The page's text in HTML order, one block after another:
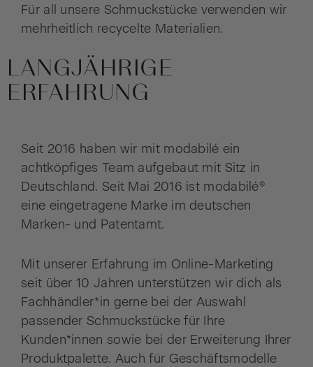
Für all unsere Schmuckstücke verwenden wir
mehrheitlich recycelte Materialien.
LANGJÄHRIGE
ERFAHRUNG
Seit 2016 haben wir mit modabilé ein
achtköpfiges Team aufgebaut mit Sitz in
Deutschland. Seit Mai 2016 ist modabilé®
eine eingetragene Marke im deutschen
Marken- und Patentamt.
Mit unserer Erfahrung im Online-Marketing
seit über 10 Jahren unterstützen wir dich als
Fachhändler*in gerne bei der Auswahl
passender Schmuckstücke für Ihre
Kunden*innen sowie bei der Erweiterung Ihrer
Produktpalette. Auch für Geschäftsmodelle